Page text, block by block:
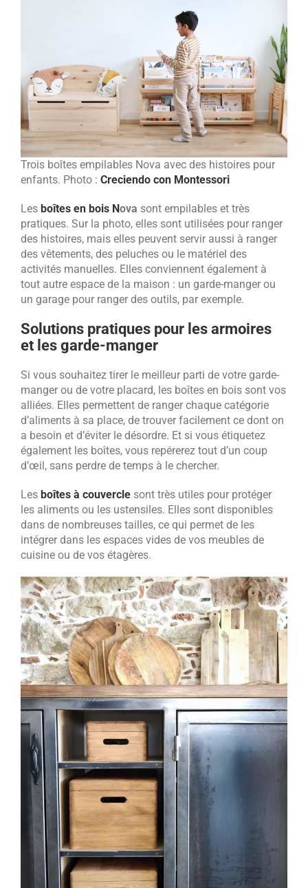
Trois boîtes empilables Nova avec des histoires pour
enfants. Photo : Creciendo con Montessori
Les boîtes en bois Nova sont empilables et très
pratiques. Sur la photo, elles sont utilisées pour ranger
des histoires, mais elles peuvent servir aussi à ranger
des vêtements, des peluches ou le matériel des
activités manuelles. Elles conviennent également à
tout autre espace de la maison : un garde-manger ou
un garage pour ranger des outils, par exemple.
Solutions pratiques pour les armoires
et les garde-manger
Si vous souhaitez tirer le meilleur parti de votre garde-
manger ou de votre placard, les boîtes en bois sont vos
alliées. Elles permettent de ranger chaque catégorie
d’aliments à sa place, de trouver facilement ce dont on
a besoin et d’éviter le désordre. Et si vous étiquetez
également les boîtes, vous repérerez tout d’un coup
d’œil, sans perdre de temps à le chercher.
Les boîtes à couvercle sont très utiles pour protéger
les aliments ou les ustensiles. Elles sont disponibles
dans de nombreuses tailles, ce qui permet de les
intégrer dans les espaces vides de vos meubles de
cuisine ou de vos étagères.